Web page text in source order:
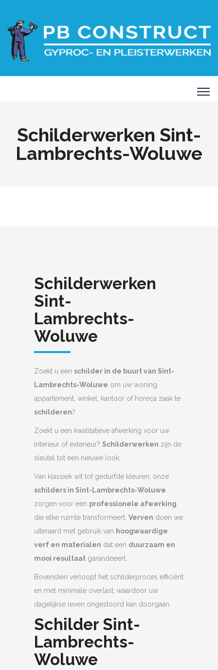
Schilderwerken Sint-
Lambrechts-Woluwe
Schilderwerken
Sint-
Lambrechts-
Woluwe
Zoekt u een schilder in de buurt van Sint-
Lambrechts-Woluwe om uw woning,
appartement, winkel, kantoor of horeca zaak te
schilderen?
Zoekt u een kwalitatieve afwerking voor uw
interieur of exterieur? Schilderwerken zijn de
sleutel tot een nieuwe look.
Van klassiek wit tot gedurfde kleuren, onze
schilders in Sint-Lambrechts-Woluwe
zorgen voor een professionele afwerking
die elke ruimte transformeert. Verven doen we
uiteraard met gebruik van hoogwaardige
verf en materialen dat een duurzaam en
mooi resultaat garandeeert.
Bovendien verloopt het schilderproces efficiënt
en met minimale overlast, waardoor uw
dagelijkse leven ongestoord kan doorgaan.
Schilder Sint-
Lambrechts-
Woluwe